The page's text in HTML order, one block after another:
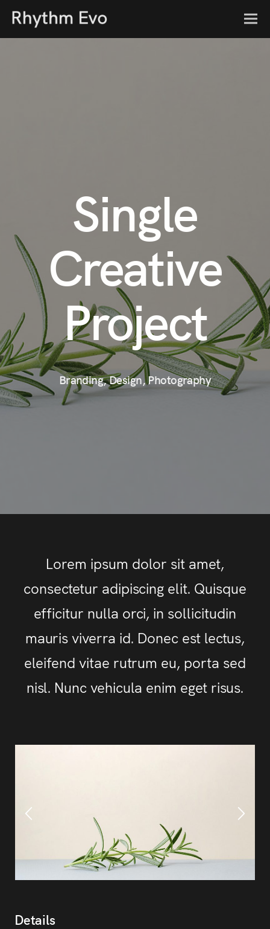
Single
Creative
Project
Branding, Design, Photography
Lorem ipsum dolor sit amet,
consectetur adipiscing elit. Quisque
efficitur nulla orci, in sollicitudin
mauris viverra id. Donec est lectus,
eleifend vitae rutrum eu, porta sed
nisl. Nunc vehicula enim eget risus.
Details